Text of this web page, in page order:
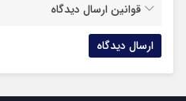
قوانین ارسال دیدگاه